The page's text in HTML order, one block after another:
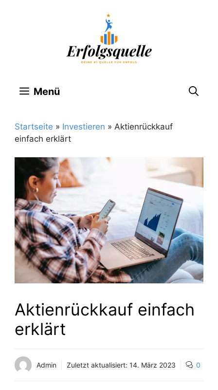
Menü
Startseite » Investieren » Aktienrückkauf
einfach erklärt
Aktienrückkauf einfach
erklärt
Admin Zuletzt aktualisiert: 14. März 2023 0